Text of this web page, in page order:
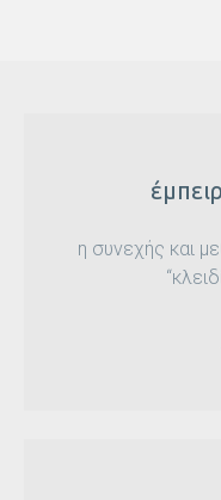
η συνεχής και